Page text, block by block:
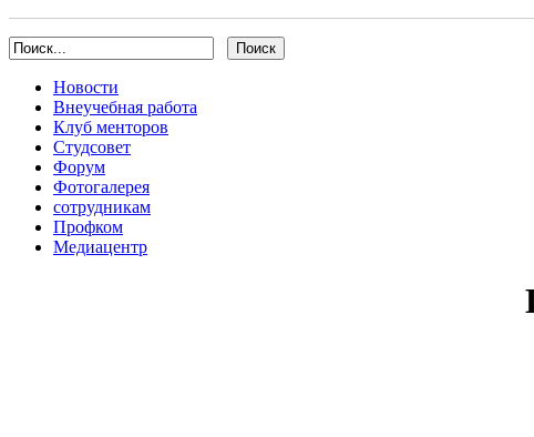
Новости
Внеучебная работа
Клуб менторов
Студсовет
Форум
Фотогалерея
сотрудникам
Профком
Медиацентр